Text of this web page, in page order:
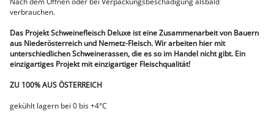
Selchwaren
Schinken
Putenschinken
Fische
Meeresfrüchte
Fisch
verbrauchen.
Das Projekt Schweinefleisch Deluxe ist eine Zusammenarbeit von Bauern
aus Niederösterreich und Nemetz-Fleisch. Wir arbeiten hier mit
unterschiedlichen Schweinerassen, die es so im Handel nicht gibt. Ein
einzigartiges Projekt mit einzigartiger Fleischqualität!
ZU 100% AUS ÖSTERREICH
gekühlt lagern bei 0 bis +4°C